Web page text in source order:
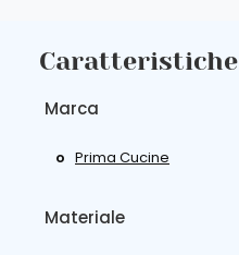
Caratteristiche
Marca
Prima Cucine
Materiale